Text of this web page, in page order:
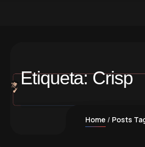
Etiqueta:Crisp
Home Posts